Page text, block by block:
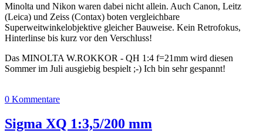
Minolta und Nikon waren dabei nicht allein. Auch Canon, Leitz
(Leica) und Zeiss (Contax) boten vergleichbare
Superweitwinkelobjektive gleicher Bauweise. Kein Retrofokus,
Hinterlinse bis kurz vor den Verschluss!
Das MINOLTA W.ROKKOR - QH 1:4 f=21mm wird diesen
Sommer im Juli ausgiebig bespielt ;-) Ich bin sehr gespannt!
0 Kommentare
Sigma XQ 1:3,5/200 mm